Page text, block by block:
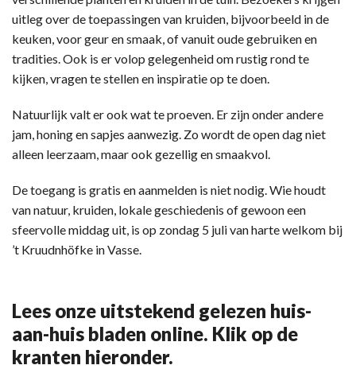
uitleg over de toepassingen van kruiden, bijvoorbeeld in de
keuken, voor geur en smaak, of vanuit oude gebruiken en
tradities. Ook is er volop gelegenheid om rustig rond te
kijken, vragen te stellen en inspiratie op te doen.
Natuurlijk valt er ook wat te proeven. Er zijn onder andere
jam, honing en sapjes aanwezig. Zo wordt de open dag niet
alleen leerzaam, maar ook gezellig en smaakvol.
De toegang is gratis en aanmelden is niet nodig. Wie houdt
van natuur, kruiden, lokale geschiedenis of gewoon een
sfeervolle middag uit, is op zondag 5 juli van harte welkom bij
’t Kruudnhöfke in Vasse.
Lees onze uitstekend gelezen huis-
aan-huis bladen online. Klik op de
kranten hieronder.